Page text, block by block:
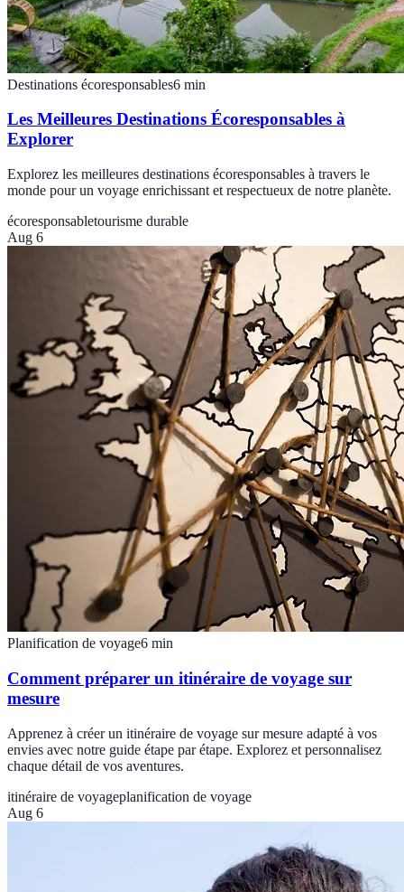
Destinations écoresponsables6 min
Les Meilleures Destinations Écoresponsables à
Explorer
Explorez les meilleures destinations écoresponsables à travers le
monde pour un voyage enrichissant et respectueux de notre planète.
écoresponsabletourisme durable
Aug 6
Planification de voyage6 min
Comment préparer un itinéraire de voyage sur
mesure
Apprenez à créer un itinéraire de voyage sur mesure adapté à vos
envies avec notre guide étape par étape. Explorez et personnalisez
chaque détail de vos aventures.
itinéraire de voyageplanification de voyage
Aug 6